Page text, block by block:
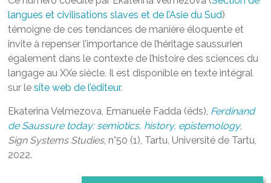
langues et civilisations slaves et de l’Asie du Sud)
témoigne de ces tendances de manière éloquente et
invite à repenser l’importance de l’héritage saussurien
également dans le contexte de l’histoire des sciences du
langage au XXe siècle. Il est disponible en texte intégral
sur lesite web de l’éditeur.
Ekaterina Velmezova, Emanuele Fadda (éds), Ferdinand
de Saussure today: semiotics, history, epistemology,
Sign Systems Studies, n°50 (1), Tartu, Université de Tartu,
2022.